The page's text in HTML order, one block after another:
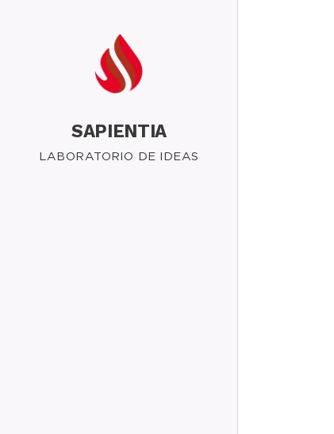
SAPIENTIA
LABORATORIO DE IDEAS